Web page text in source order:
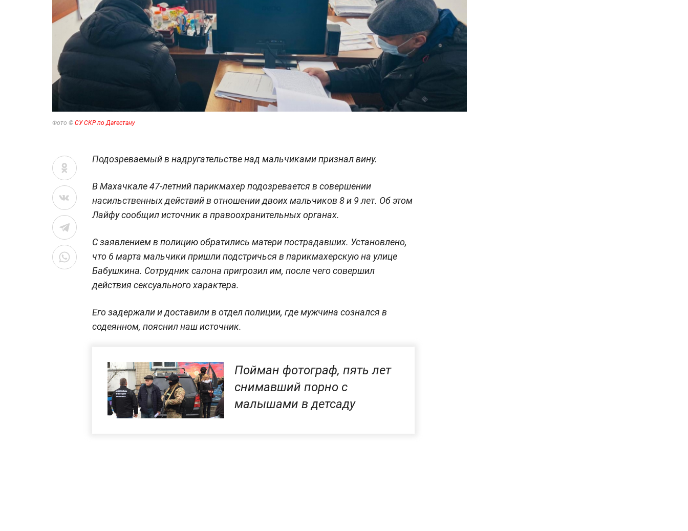
Фото © СУ СКР по Дагестану
Подозреваемый в надругательстве над мальчиками признал вину.
В Махачкале 47-летний парикмахер подозревается в совершении
насильственных действий в отношении двоих мальчиков 8 и 9 лет. Об этом
Лайфу сообщил источник в правоохранительных органах.
С заявлением в полицию обратились матери пострадавших. Установлено,
что 6 марта мальчики пришли подстричься в парикмахерскую на улице
Бабушкина. Сотрудник салона пригрозил им, после чего совершил
действия сексуального характера.
Его задержали и доставили в отдел полиции, где мужчина сознался в
содеянном, пояснил наш источник.
Пойман фотограф, пять лет
снимавший порно с
малышами в детсаду